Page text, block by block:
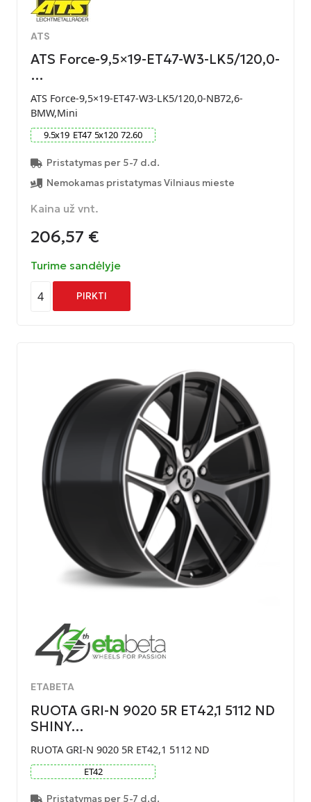
ATS
ATS Force-9,5×19-ET47-W3-LK5/120,0-
…
ATS Force-9,5×19-ET47-W3-LK5/120,0-NB72,6-
BMW,Mini
9.5x19 ET47 5x120 72.60
Pristatymas per 5-7 d.d.
Nemokamas pristatymas Vilniaus mieste
Kaina už vnt.
206,57 €
Turime sandėlyje
4 PIRKTI
ETABETA
RUOTA GRI-N 9020 5R ET42,1 5112 ND
SHINY…
RUOTA GRI-N 9020 5R ET42,1 5112 ND
ET42
Pristatymas per 5-7 d.d.